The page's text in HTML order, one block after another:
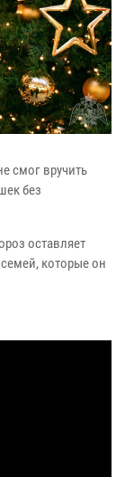
смог вручить
без
оставляет
которые он